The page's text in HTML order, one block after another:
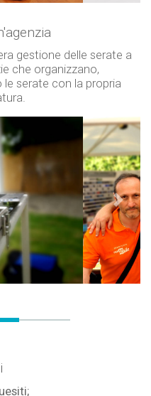
gestione delle serate a
che organizzano,
serate con la propria